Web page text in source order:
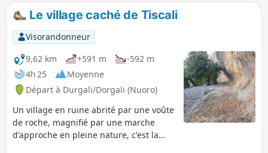
Le village caché de Tiscali
Visorandonneur
9,62 km
+591 m
-592 m
4h 25
Moyenne
Départ à Durgali/Dorgali (Nuoro)
Un village en ruine abrité par une voûte
de roche, magnifié par une marche
d'approche en pleine nature, c'est la